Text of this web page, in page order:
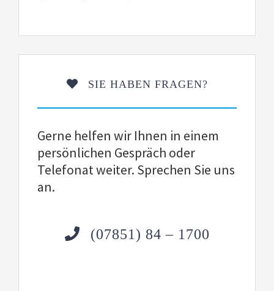
SIE HABEN FRAGEN?
Gerne helfen wir Ihnen in einem
persönlichen Gespräch oder
Telefonat weiter. Sprechen Sie uns
an.
(07851) 84 – 1700